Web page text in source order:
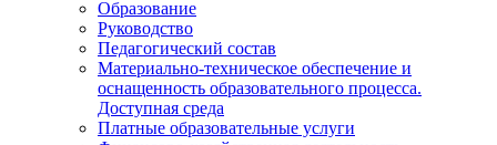
Образование
Руководство
Педагогический состав
Материально-техническое обеспечение и
оснащенность образовательного процесса.
Доступная среда
Платные образовательные услуги